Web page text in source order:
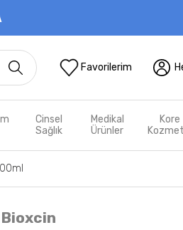
Favorilerim
Cinsel
Sağlık
Medikal
Ürünler
Kore
Bioxcin